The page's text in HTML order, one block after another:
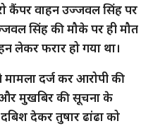
कैंपर वाहन उज्जवल सिंह पर
सिंह की मौके पर ही मौत
लेकर फरार हो गया था।
दर्ज कर आरोपी की
और मुखबिर की सूचना के
देकर तुषार ढांढा को